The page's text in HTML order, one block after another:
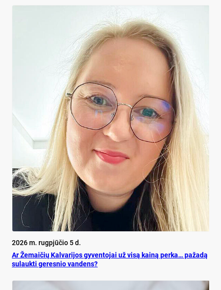
2026 m. rugpjūčio 5 d.
Ar Že­mai­čių Kal­va­ri­jos gy­ven­to­jai už vi­są kai­ną per­ka… pa­ža­dą
su­lauk­ti ge­res­nio van­dens?